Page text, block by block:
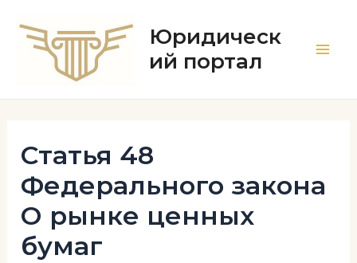
содержимому
Юридическ
ий портал
Статья 48
Федерального закона
О рынке ценных
бумаг